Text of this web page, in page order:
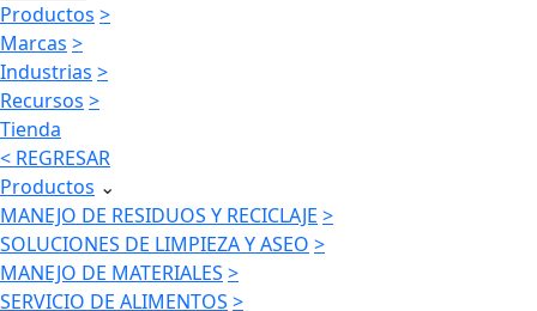
Productos >
Marcas >
Industrias >
Recursos >
Tienda
< REGRESAR
Productos ⌄
MANEJO DE RESIDUOS Y RECICLAJE >
SOLUCIONES DE LIMPIEZA Y ASEO >
MANEJO DE MATERIALES >
SERVICIO DE ALIMENTOS >